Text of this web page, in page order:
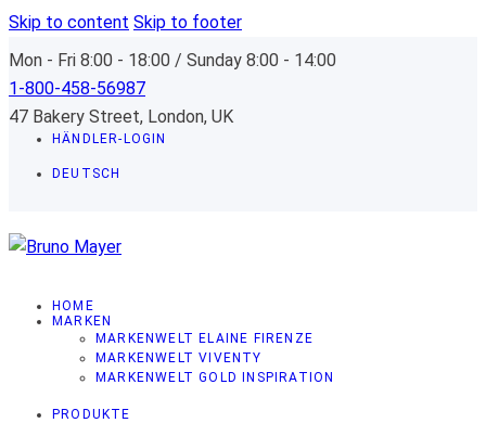
Skip to content Skip to footer
Mon - Fri 8:00 - 18:00 / Sunday 8:00 - 14:00
1-800-458-56987
47 Bakery Street, London, UK
HÄNDLER-LOGIN
DEUTSCH
HOME
MARKEN
MARKENWELT ELAINE FIRENZE
MARKENWELT VIVENTY
MARKENWELT GOLD INSPIRATION
PRODUKTE